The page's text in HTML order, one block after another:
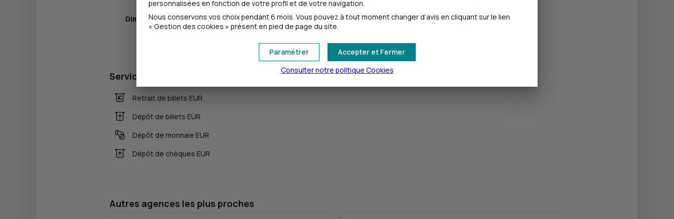
Dimanche Fermé Fermé
Services
Retrait de billets EUR
Dépôt de billets EUR
Dépôt de monnaie EUR
Dépôt de chèques EUR
Autres agences les plus proches
personnalisées en fonction de votre profil et de votre navigation.
Nous conservons vos choix pendant 6 mois. Vous pouvez à tout moment changer d’avis en cliquant sur le lien
« Gestion des cookies » présent en pied de page du site.
Accepter et Fermer
Paramétrer
Consulter notre politique Cookies